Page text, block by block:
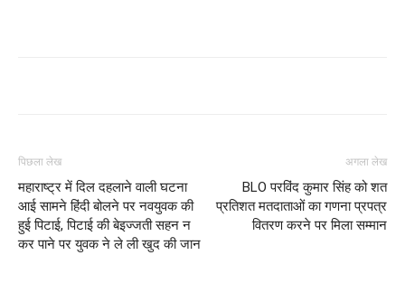
पिछला लेख
महाराष्ट्र में दिल दहलाने वाली घटना
आई सामने हिंदी बोलने पर नवयुवक की
हुई पिटाई, पिटाई की बेइज्जती सहन न
कर पाने पर युवक ने ले ली खुद की जान
अगला लेख
BLO परविंद कुमार सिंह को शत
प्रतिशत मतदाताओं का गणना प्रपत्र
वितरण करने पर मिला सम्मान